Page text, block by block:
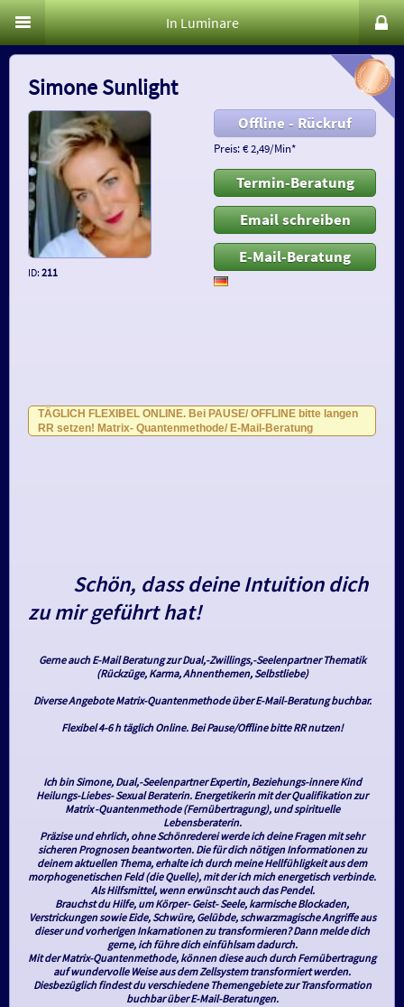
In Luminare
Simone Sunlight
Offline - Rückruf
Preis: € 2,49/Min*
Termin-Beratung
Email schreiben
E-Mail-Beratung
ID: 211
TÄGLICH FLEXIBEL ONLINE. Bei PAUSE/ OFFLINE bitte langen
RR setzen! Matrix- Quantenmethode/ E-Mail-Beratung
Schön, dass deine Intuition dich
zu mir geführt hat!
Gerne auch E-Mail Beratung zur Dual,-Zwillings,-Seelenpartner Thematik
(Rückzüge, Karma, Ahnenthemen, Selbstliebe)
Diverse Angebote Matrix-Quantenmethode über E-Mail-Beratung buchbar.
Flexibel 4-6 h täglich Online. Bei Pause/Offline bitte RR nutzen!
Ich bin Simone, Dual,-Seelenpartner Expertin, Beziehungs-innere Kind
Heilungs-Liebes- Sexual Beraterin. Energetikerin mit der Qualifikation zur
Matrix -Quantenmethode (Fernübertragung), und spirituelle
Lebensberaterin.
Präzise und ehrlich, ohne Schönrederei werde ich deine Fragen mit sehr
sicheren Prognosen beantworten. Die für dich nötigen Informationen zu
deinem aktuellen Thema, erhalte ich durch meine Hellfühligkeit aus dem
morphogenetischen Feld (die Quelle), mit der ich mich energetisch verbinde.
Als Hilfsmittel, wenn erwünscht auch das Pendel.
Brauchst du Hilfe, um Körper- Geist- Seele, karmische Blockaden,
Verstrickungen sowie Eide, Schwüre, Gelübde, schwarzmagische Angriffe aus
dieser und vorherigen Inkarnationen zu transformieren? Dann melde dich
gerne, ich führe dich einfühlsam dadurch.
Mit der Matrix-Quantenmethode, können diese auch durch Fernübertragung
auf wundervolle Weise aus dem Zellsystem transformiert werden.
Diesbezüglich findest du verschiedene Themengebiete zur Transformation
buchbar über E-Mail-Beratungen.